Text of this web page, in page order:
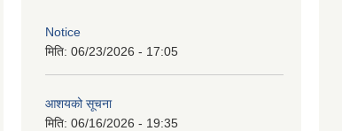
Notice
मिति: 06/23/2026 - 17:05
आशयको सूचना
मिति: 06/16/2026 - 19:35